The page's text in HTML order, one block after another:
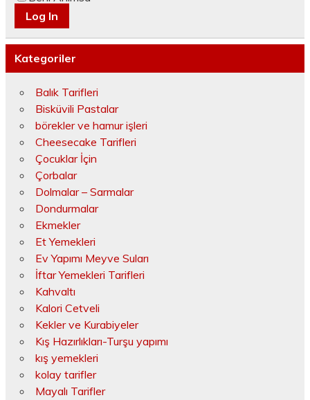
Kategoriler
Balık Tarifleri
Bisküvili Pastalar
börekler ve hamur işleri
Cheesecake Tarifleri
Çocuklar İçin
Çorbalar
Dolmalar – Sarmalar
Dondurmalar
Ekmekler
Et Yemekleri
Ev Yapımı Meyve Suları
İftar Yemekleri Tarifleri
Kahvaltı
Kalori Cetveli
Kekler ve Kurabiyeler
Kış Hazırlıkları-Turşu yapımı
kış yemekleri
kolay tarifler
Mayalı Tarifler